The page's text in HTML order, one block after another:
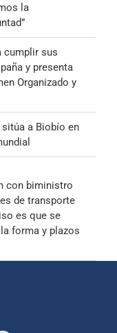
la
cumplir sus
y presenta
Organizado y
a Biobío en
con biministro
de transporte
es que se
forma y plazos